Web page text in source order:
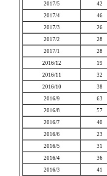
2017/5
42
2017/4
46
2017/3
26
2017/2
28
2017/1
28
2016/12
19
2016/11
32
2016/10
38
2016/9
63
2016/8
57
2016/7
40
2016/6
23
2016/5
31
2016/4
36
2016/3
41